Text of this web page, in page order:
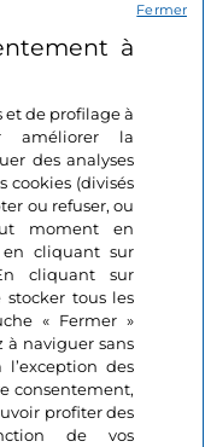
à
et de profilage à
améliorer la
des analyses
cookies (divisés
ou refuser, ou
moment en
cliquant sur
cliquant sur
stocker tous les
« Fermer »
à naviguer sans
des
consentement,
profiter des
de vos
Fermer